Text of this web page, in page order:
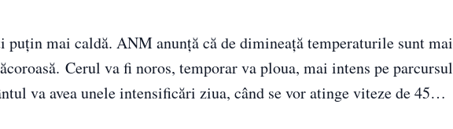
puțin mai caldă. ANM anunță că de dimineață temperaturile sunt mai
Cerul va fi noros, temporar va ploua, mai intens pe parcursul
va avea unele intensificări ziua, când se vor atinge viteze de 45…